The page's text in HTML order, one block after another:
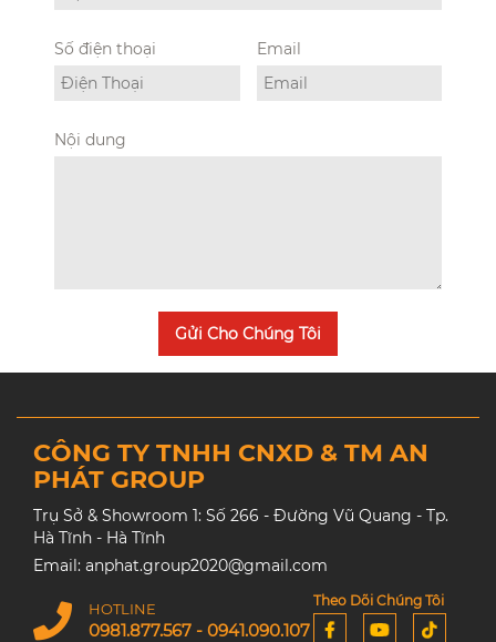
Số điện thoại Email
Nội dung
Gửi Cho Chúng Tôi
CÔNG TY TNHH CNXD & TM AN
PHÁT GROUP
Trụ Sở & Showroom 1: Số 266 - Đường Vũ Quang - Tp.
Hà Tĩnh - Hà Tĩnh
Email: anphat.group2020@gmail.com
HOTLINE
0981.877.567 - 0941.090.107
Theo Dõi Chúng Tôi